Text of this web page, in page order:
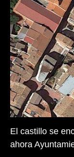
El castillo se
ahora